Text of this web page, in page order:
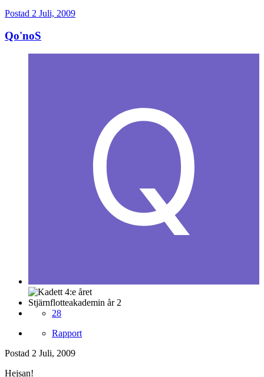
Postad 2 Juli, 2009
Qo'noS
Stjärnflotteakademin år 2
28
Rapport
Postad 2 Juli, 2009
Hejsan!